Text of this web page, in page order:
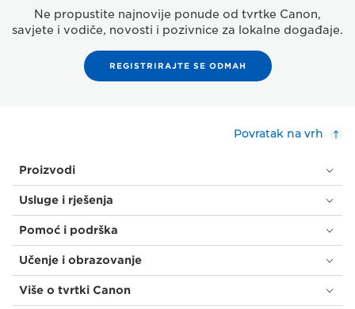
Ne propustite najnovije ponude od tvrtke Canon,
savjete i vodiče, novosti i pozivnice za lokalne događaje.
REGISTRIRAJTE SE ODMAH
Povratak na vrh
Proizvodi
Usluge i rješenja
Pomoć i podrška
Učenje i obrazovanje
Više o tvrtki Canon